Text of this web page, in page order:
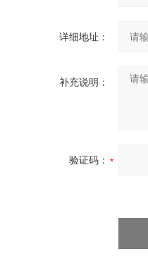
详细地址：
补充说明：
验证码：